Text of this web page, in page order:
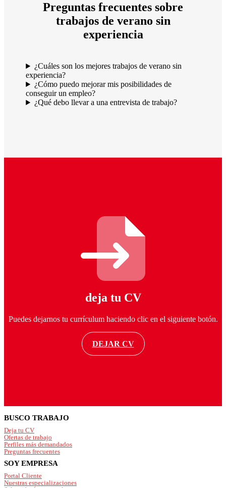
Preguntas frecuentes sobre
trabajos de verano sin
experiencia
¿Cuáles son los mejores trabajos de verano sin
experiencia?
¿Cómo puedo mejorar mis posibilidades de
conseguir un empleo?
¿Qué debo llevar a una entrevista de trabajo?
deja tu CV
Puedes dejarnos tu currículum haciendo clic en el siguiente botón.
DEJAR CV
Footer
BUSCO TRABAJO
Deja tu CV
Ofertas de trabajo
Perfiles más demandados
Preguntas frecuentes
SOY EMPRESA
Portal Cliente
Nuestras especializaciones